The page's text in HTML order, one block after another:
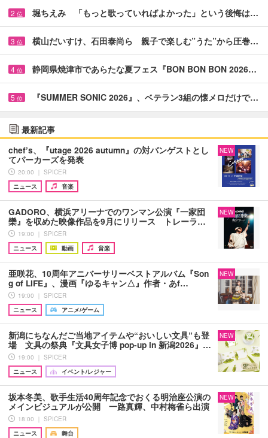
2 位 堀ちえみ 「もっと歌っていればよかった」という後悔は…
3 位 横山だいすけ、石田泰尚ら 親子で楽しむ”うた”から圧巻…
4 位 静岡県焼津市であらたな夏フェス『BON BON BON 2026…
5 位 『SUMMER SONIC 2026』、ベテラン3組の懐メロだけで…
最新記事
chef’s、『utage 2026 autumn』の対バンゲストとし
てパーカーズを発表
20:00 ｜ SPICER
ニュース
音楽
NEW
GADORO、横浜アリーナでのワンマン公演『一家団
欒』を収めた映像作品を9月にリリース トレーラ…
19:00 ｜ SPICER
ニュース
動画 音楽
NEW
亜咲花、10周年アニバーサリーベストアルバム『Son
g of LIFE』、漫画『ゆるキャン△』作者・あf…
19:00 ｜ SPICER
ニュース
アニメ/ゲーム
NEW
新潟にちなんだご当地アイテムや“おいしい文具”も登
場 文具の祭典『文具女子博 pop-up in 新潟2026』…
19:00 ｜ SPICER
ニュース
イベント/レジャー
NEW
坂本冬美、歌手生活40周年記念でおくる明治座公演の
メインビジュアルが公開 一路真輝、中村梅雀ら出演
18:00 ｜ SPICER
ニュース
舞台
NEW